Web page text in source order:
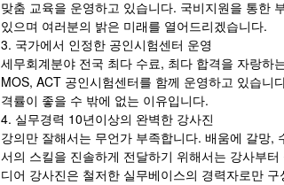
맞춤 교육을 운영하고 있습니다. 국비지원을 통한
있으며 여러분의 밝은 미래를 열어드리겠습니다.
3. 국가에서 인정한 공인시험센터 운영
세무회계분야 전국 최다 수료, 최다 합격을 자랑하
MOS, ACT 공인시험센터를 함께 운영하고 있습니
격률이 좋을 수 밖에 없는 이유입니다.
4. 실무경력 10년이상의 완벽한 강사진
강의만 잘해서는 무언가 부족합니다. 배움에 갈망,
서의 스킬을 진솔하게 전달하기 위해서는 강사부
디어 강사진은 철저한 실무베이스의 경력자로만 구